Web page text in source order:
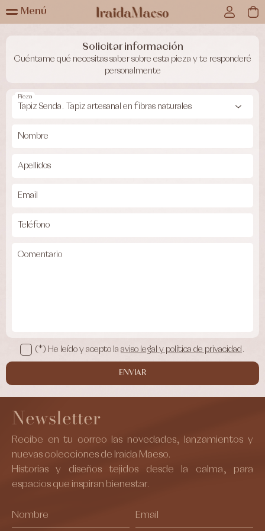
Menú
Solicitar información
Cuéntame qué necesitas saber sobre esta pieza y te responderé
personalmente
Pieza
Nombre
Apellidos
Email
Teléfono
Comentario
(*) He leído y acepto la aviso legal y política de privacidad .
ENVIAR
Newsletter
Recibe en tu correo las novedades, lanzamientos y
nuevas colecciones de Iraida Maeso.
Historias y diseños tejidos desde la calma, para
espacios que inspiran bienestar.